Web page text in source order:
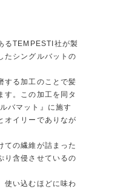
るTEMPESTI社が製
たシングルバットの
する加工のことで髪
す。この加工を同タ
バマット』に施す
オイリーでありなが
ての繊維が詰まった
り含侵させているの
使い込むほどに味わ